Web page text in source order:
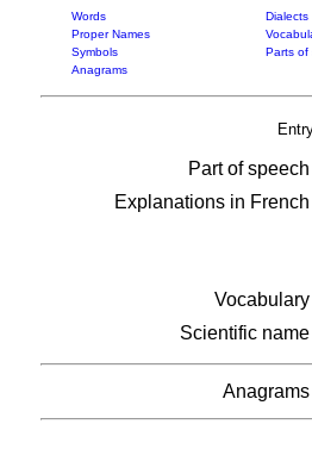
Words Dialects
Proper Names
Symbols
Parts of
Anagrams
Part of speech
Explanations in French
Vocabulary
Scientific name
Anagrams